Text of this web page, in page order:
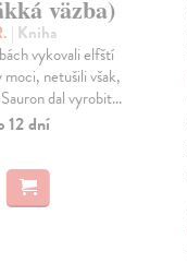
väzba)
| Kniha
vykovali elfští
netušili však,
dal vyrobit...
12 dní